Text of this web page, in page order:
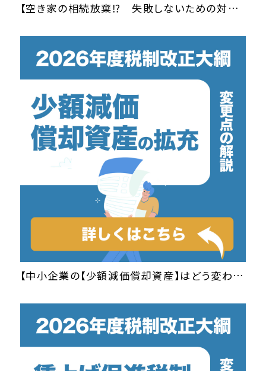
【空き家の相続放棄⁉ 失敗しないための対策は‥】
【中小企業の【少額減価償却資産】はどう変わる？ 変更点と適用要件について解説】